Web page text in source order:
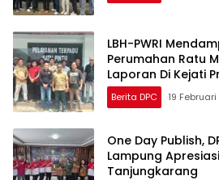
LBH-PWRI
Perumahan Ratu
Laporan Di Kejati
Berita DPC 19
One Day Publish,
Lampung
Tanjungkarang